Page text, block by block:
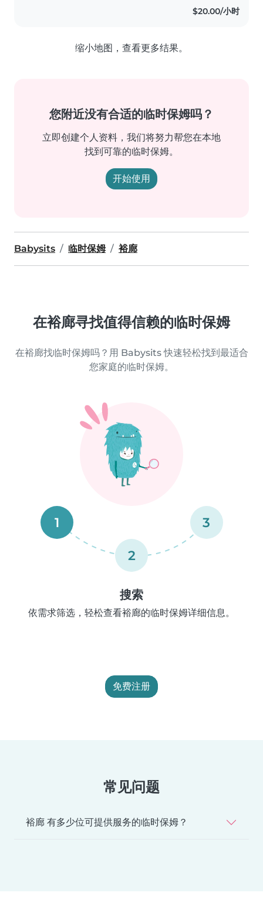
$20.00/小时
缩小地图，查看更多结果。
您附近没有合适的临时保姆吗？
立即创建个人资料，我们将努力帮您在本地
找到可靠的临时保姆。
开始使用
Babysits 临时保姆 裕廊
在裕廊寻找值得信赖的临时保姆
在裕廊找临时保姆吗？用 Babysits 快速轻松找到最适合
您家庭的临时保姆。
1
2
3
搜索
依需求筛选，轻松查看裕廊的临时保姆详细信息。
免费注册
常见问题
裕廊 有多少位可提供服务的临时保姆？